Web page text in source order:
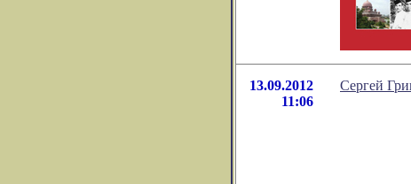
13.09.2012
11:06
Сергей